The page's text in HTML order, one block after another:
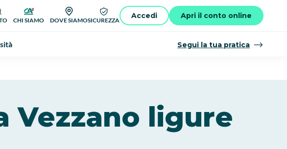
CHI SIAMO DOVE SIAMOSICUREZZA
Accedi Apri il conto online
Segui la tua pratica
Vezzano ligure